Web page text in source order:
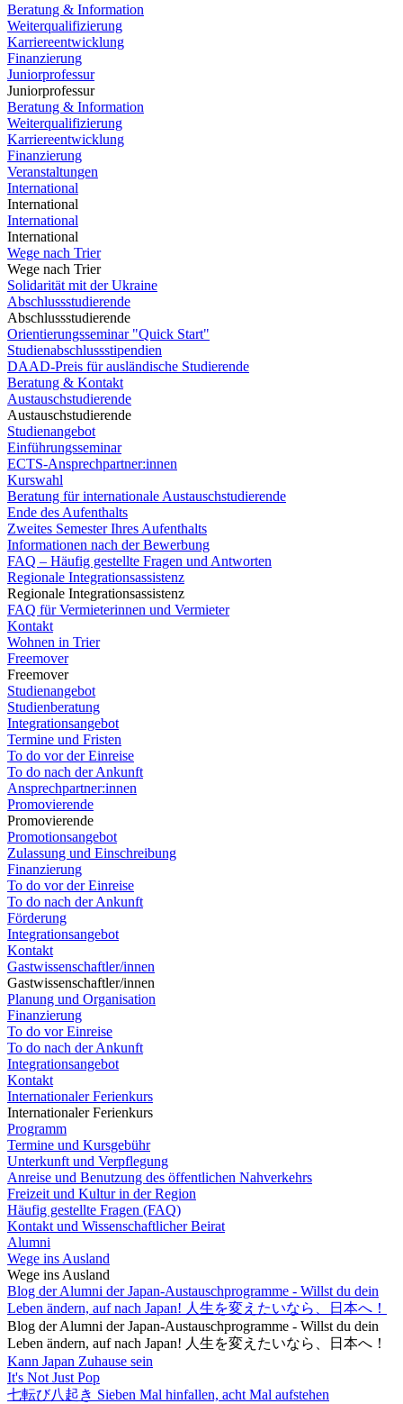
Beratung & Information
Weiterqualifizierung
Karriereentwicklung
Finanzierung
Juniorprofessur
Juniorprofessur
Beratung & Information
Weiterqualifizierung
Karriereentwicklung
Finanzierung
Veranstaltungen
International
International
International
International
Wege nach Trier
Wege nach Trier
Solidarität mit der Ukraine
Abschlussstudierende
Abschlussstudierende
Orientierungsseminar "Quick Start"
Studienabschlussstipendien
DAAD-Preis für ausländische Studierende
Beratung & Kontakt
Austauschstudierende
Austauschstudierende
Studienangebot
Einführungsseminar
ECTS-Ansprechpartner:innen
Kurswahl
Beratung für internationale Austauschstudierende
Ende des Aufenthalts
Zweites Semester Ihres Aufenthalts
Informationen nach der Bewerbung
FAQ – Häufig gestellte Fragen und Antworten
Regionale Integrationsassistenz
Regionale Integrationsassistenz
FAQ für Vermieterinnen und Vermieter
Kontakt
Wohnen in Trier
Freemover
Freemover
Studienangebot
Studienberatung
Integrationsangebot
Termine und Fristen
To do vor der Einreise
To do nach der Ankunft
Ansprechpartner:innen
Promovierende
Promovierende
Promotionsangebot
Zulassung und Einschreibung
Finanzierung
To do vor der Einreise
To do nach der Ankunft
Förderung
Integrationsangebot
Kontakt
Gastwissenschaftler/innen
Gastwissenschaftler/innen
Planung und Organisation
Finanzierung
To do vor Einreise
To do nach der Ankunft
Integrationsangebot
Kontakt
Internationaler Ferienkurs
Internationaler Ferienkurs
Programm
Termine und Kursgebühr
Unterkunft und Verpflegung
Anreise und Benutzung des öffentlichen Nahverkehrs
Freizeit und Kultur in der Region
Häufig gestellte Fragen (FAQ)
Kontakt und Wissenschaftlicher Beirat
Alumni
Wege ins Ausland
Wege ins Ausland
Blog der Alumni der Japan-Austauschprogramme - Willst du dein
Leben ändern, auf nach Japan! 人生を変えたいなら、日本へ！
Blog der Alumni der Japan-Austauschprogramme - Willst du dein
Leben ändern, auf nach Japan! 人生を変えたいなら、日本へ！
Kann Japan Zuhause sein
It's Not Just Pop
七転び八起き Sieben Mal hinfallen, acht Mal aufstehen